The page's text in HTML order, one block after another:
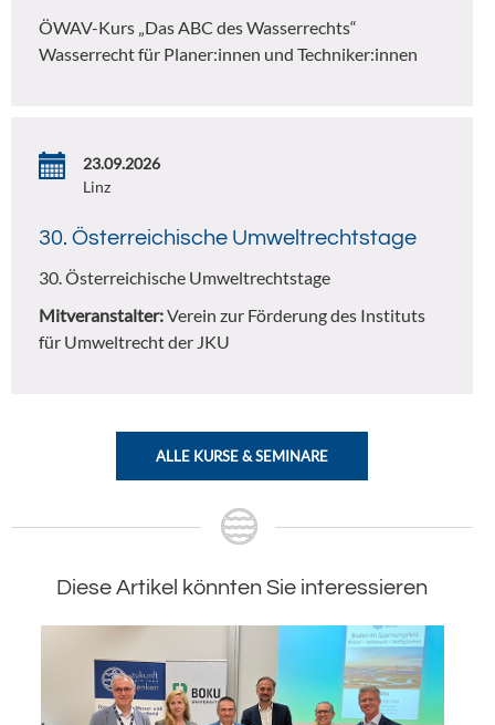
ÖWAV-Kurs „Das ABC des Wasserrechts“
Wasserrecht für Planer:innen und Techniker:innen
23.09.2026
Linz
30. Österreichische Umweltrechtstage
30. Österreichische Umweltrechtstage
Mitveranstalter:Verein zur Förderung des Instituts
für Umweltrecht der JKU
ALLE KURSE & SEMINARE
Diese Artikel könnten Sie interessieren